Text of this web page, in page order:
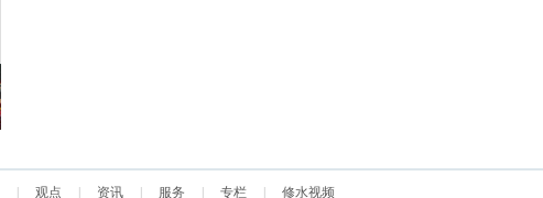
观点 资讯 服务 专栏 修水视频